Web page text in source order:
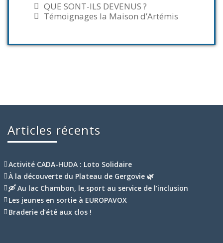
QUE SONT-ILS DEVENUS ?
Témoignages la Maison d’Artémis
Articles récents
Activité CADA-HUDA : Loto Solidaire
À la découverte du Plateau de Gergovie 🌿
🛶 Au lac Chambon, le sport au service de l’inclusion
Les jeunes en sortie à EUROPAVOX
Braderie d’été aux clos !